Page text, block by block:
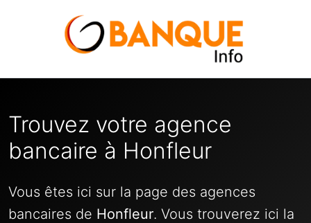
Trouvez votre agence
bancaire à Honfleur
Vous êtes ici sur la page des agences
bancaires de Honfleur. Vous trouverez ici la